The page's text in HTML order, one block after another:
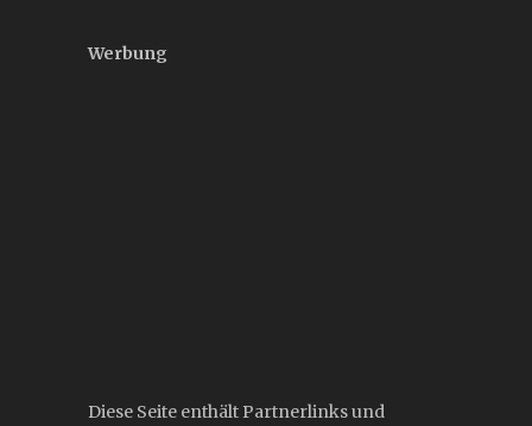
Werbung
Diese Seite enthält Partnerlinks und